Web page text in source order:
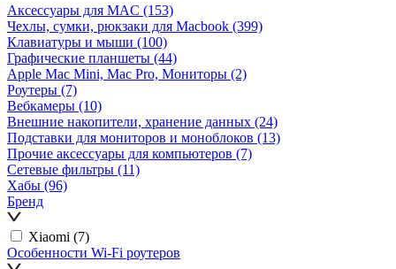
Аксессуары для MAC (153)
Чехлы, сумки, рюкзаки для Macbook (399)
Клавиатуры и мыши (100)
Графические планшеты (44)
Apple Mac Mini, Mac Pro, Мониторы (2)
Роутеры (7)
Вебкамеры (10)
Внешние накопители, хранение данных (24)
Подставки для мониторов и моноблоков (13)
Прочие аксессуары для компьютеров (7)
Сетевые фильтры (11)
Хабы (96)
Бренд
Xiaomi (7)
Особенности Wi-Fi роутеров